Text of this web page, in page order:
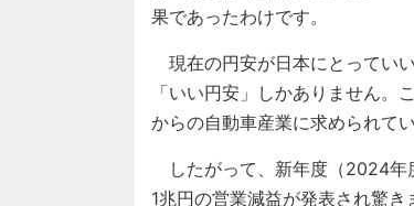
果であったわけです。
現在の円安が日本にとってい
「いい円安」しかありません
からの自動車産業に求められて
したがって、新年度（2024年
1兆円の営業減益が発表され驚